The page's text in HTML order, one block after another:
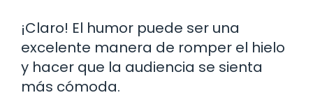
¡Claro! El humor puede ser una
excelente manera de romper el hielo
y hacer que la audiencia se sienta
más cómoda.